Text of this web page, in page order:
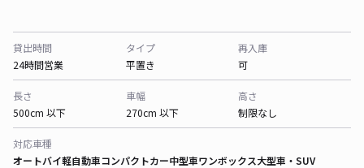
貸出時間
24時間営業
タイプ
平置き
再入庫
可
長さ
500cm 以下
車幅
270cm 以下
高さ
制限なし
対応車種
オートバイ軽自動車コンパクトカー中型車ワンボックス大型車・SUV